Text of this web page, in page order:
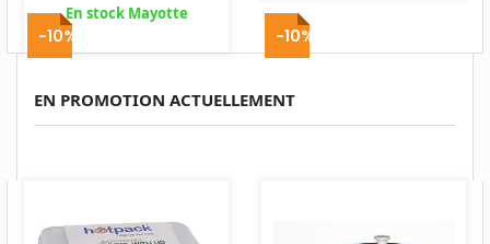
En stock Mayotte
EN PROMOTION ACTUELLEMENT
-10% -10%